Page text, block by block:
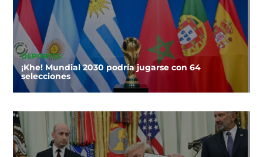
DEPORTES
¡Khe! Mundial 2030 podría jugarse con 64
selecciones